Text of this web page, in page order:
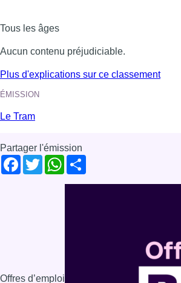
Tous les âges
Aucun contenu préjudiciable.
Plus d'explications sur ce classement
ÉMISSION
Le Tram
Partager l'émission
Facebook
TwitterWhatsApp
Offres d’emploi